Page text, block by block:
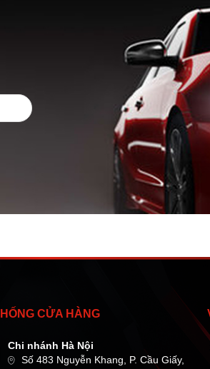
CỬA HÀNG
Chi nhánh Hà Nội
Số 483 Nguyễn Khang, P. Cầu Giấy,